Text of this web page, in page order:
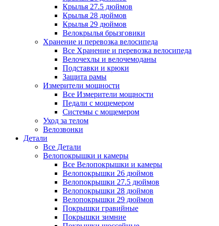
Крылья 27.5 дюймов
Крылья 28 дюймов
Крылья 29 дюймов
Велокрылья брызговики
Хранение и перевозка велосипеда
Все Хранение и перевозка велосипеда
Велочехлы и велочемоданы
Подставки и крюки
Защита рамы
Измерители мощности
Все Измерители мощности
Педали с мощемером
Системы с мощемером
Уход за телом
Велозвонки
Детали
Все Детали
Велопокрышки и камеры
Все Велопокрышки и камеры
Велопокрышки 26 дюймов
Велопокрышки 27.5 дюймов
Велопокрышки 28 дюймов
Велопокрышки 29 дюймов
Покрышки гравийные
Покрышки зимние